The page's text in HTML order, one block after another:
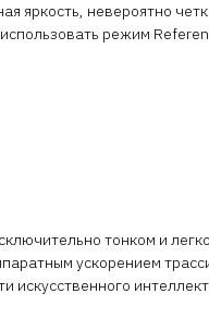
яркость, невероятно
режим
тонком и
ускорением
искусственного